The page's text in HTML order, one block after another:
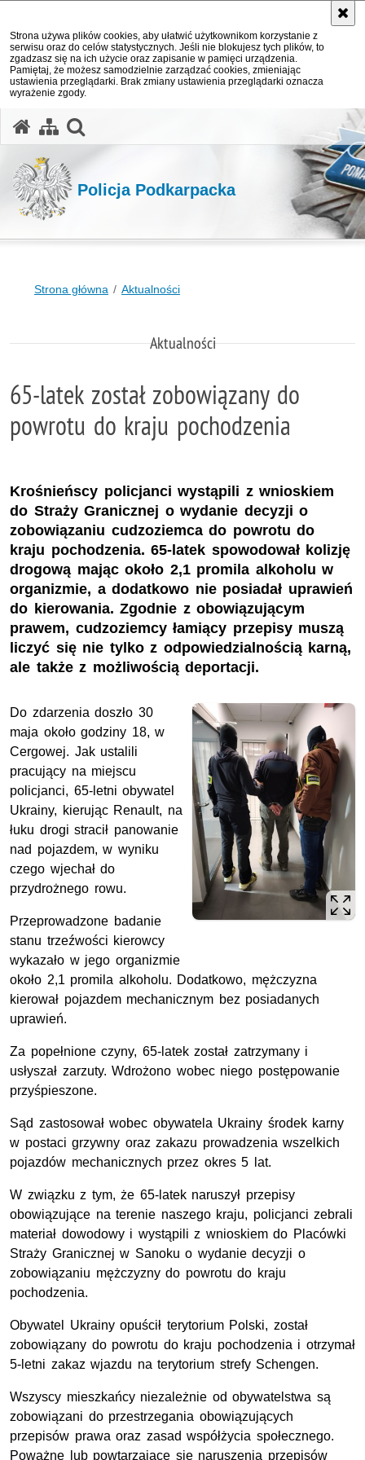
Strona używa plików cookies, aby ułatwić użytkownikom korzystanie z
serwisu oraz do celów statystycznych. Jeśli nie blokujesz tych plików, to
zgadzasz się na ich użycie oraz zapisanie w pamięci urządzenia.
Pamiętaj, że możesz samodzielnie zarządzać cookies, zmieniając
ustawienia przeglądarki. Brak zmiany ustawienia przeglądarki oznacza
wyrażenie zgody.
Policja Podkarpacka
Strona główna Aktualności
Aktualności
65-latek został zobowiązany do
powrotu do kraju pochodzenia
Krośnieńscy policjanci wystąpili z wnioskiem
do Straży Granicznej o wydanie decyzji o
zobowiązaniu cudzoziemca do powrotu do
kraju pochodzenia. 65-latek spowodował kolizję
drogową mając około 2,1 promila alkoholu w
organizmie, a dodatkowo nie posiadał uprawień
do kierowania. Zgodnie z obowiązującym
prawem, cudzoziemcy łamiący przepisy muszą
liczyć się nie tylko z odpowiedzialnością karną,
ale także z możliwością deportacji.
Do zdarzenia doszło 30
maja około godziny 18, w
Cergowej. Jak ustalili
pracujący na miejscu
policjanci, 65-letni obywatel
Ukrainy, kierując Renault, na
łuku drogi stracił panowanie
nad pojazdem, w wyniku
czego wjechał do
przydrożnego rowu.
Przeprowadzone badanie
stanu trzeźwości kierowcy
wykazało w jego organizmie
około 2,1 promila alkoholu. Dodatkowo, mężczyzna
kierował pojazdem mechanicznym bez posiadanych
uprawień.
Za popełnione czyny, 65-latek został zatrzymany i
usłyszał zarzuty. Wdrożono wobec niego postępowanie
przyśpieszone.
Sąd zastosował wobec obywatela Ukrainy środek karny
w postaci grzywny oraz zakazu prowadzenia wszelkich
pojazdów mechanicznych przez okres 5 lat.
W związku z tym, że 65-latek naruszył przepisy
obowiązujące na terenie naszego kraju, policjanci zebrali
materiał dowodowy i wystąpili z wnioskiem do Placówki
Straży Granicznej w Sanoku o wydanie decyzji o
zobowiązaniu mężczyzny do powrotu do kraju
pochodzenia.
Obywatel Ukrainy opuścił terytorium Polski, został
zobowiązany do powrotu do kraju pochodzenia i otrzymał
5-letni zakaz wjazdu na terytorium strefy Schengen.
Wszyscy mieszkańcy niezależnie od obywatelstwa są
zobowiązani do przestrzegania obowiązujących
przepisów prawa oraz zasad współżycia społecznego.
Poważne lub powtarzające się naruszenia przepisów